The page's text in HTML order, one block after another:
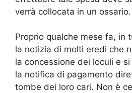
verrà collocata in un ossario.
Proprio qualche mese fa, in
la notizia di molti eredi che
la concessione dei loculi e
la notifica di pagamento
tombe dei loro cari. Non è